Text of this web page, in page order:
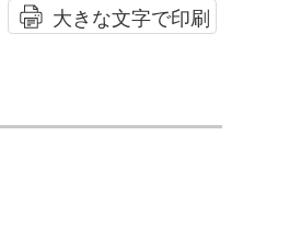
大きな文字で印刷